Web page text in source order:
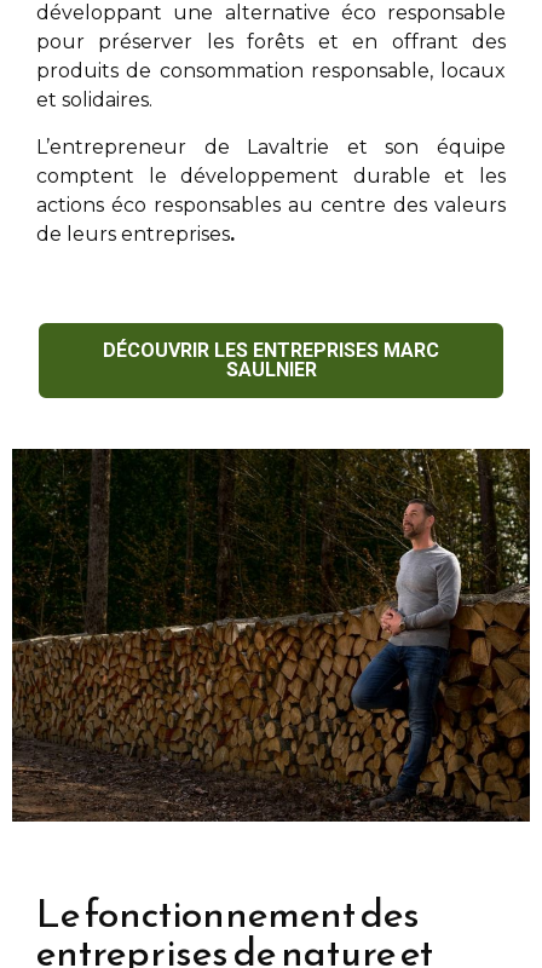
développant une alternative éco responsable
pour préserver les forêts et en offrant des
produits de consommation responsable, locaux
et solidaires.
L’entrepreneur de Lavaltrie et son équipe
comptent le développement durable et les
actions éco responsables au centre des valeurs
de leurs entreprises.
DÉCOUVRIR LES ENTREPRISES MARC
SAULNIER
Le fonctionnement des
entreprises de nature et